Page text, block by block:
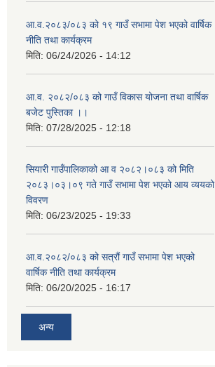
आ.व.२०८३/०८३ को १९ गाउँ सभामा पेश भएको वार्षिक
नीति तथा कार्यक्रम
मिति: 06/24/2026 - 14:12
आ.व. २०८२/०८३ को गाउँ विकास योजना तथा वार्षिक
बजेट पुस्तिका ।।
मिति: 07/28/2025 - 12:18
सियारी गाउँपालिकाको आ व २०८२।०८३ को मिति
२०८३।०३।०९ गते गाउँ सभामा पेश भएको आय व्ययको
विवरण
मिति: 06/23/2025 - 19:33
आ.व.२०८२/०८३ को सत्रौं गाउँ सभामा पेश भएको
वार्षिक नीति तथा कार्यक्रम
मिति: 06/20/2025 - 16:17
अन्य